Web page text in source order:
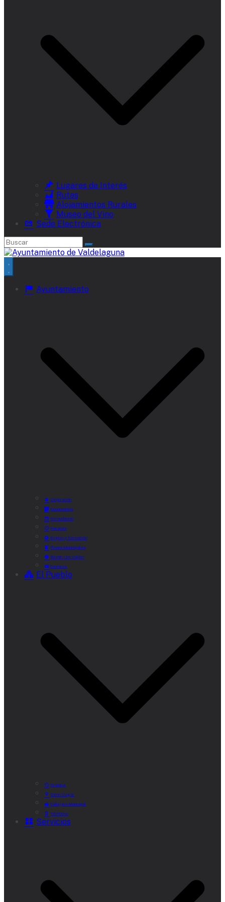
Lugares de Interés
Rutas
Alojamientos Rurales
Museo del Vino
Sede Electrónica
Ayuntamiento
Corporación
Documentos
Recaudación
Horarios
Empleo y Formación
Plenos Municipales
Boletín «De Valde»
Contacta
El Pueblo
Historia
Cómo Llegar
Callejero Municipal
Teléfonos
Servicios